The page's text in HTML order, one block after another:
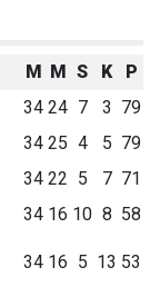
M M S K
P
34 24 7 3 79
34 25 4 5 79
34 22 5 7 71
34 16 10 8 58
34 16 5 13 53